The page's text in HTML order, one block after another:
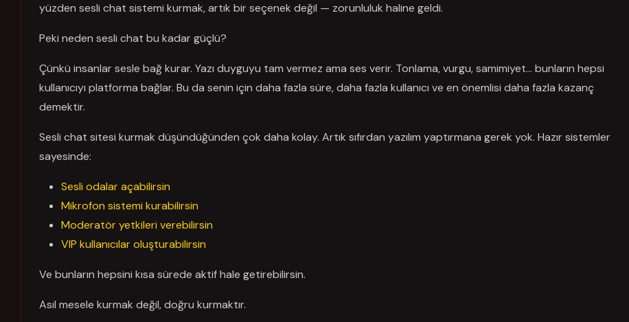
yüzden sesli chat sistemi kurmak, artık bir seçenek değil — zorunluluk haline geldi.
Peki neden sesli chat bu kadar güçlü?
Çünkü insanlar sesle bağ kurar. Yazı duyguyu tam vermez ama ses verir. Tonlama, vurgu, samimiyet… bunların hepsi
kullanıcıyı platforma bağlar. Bu da senin için daha fazla süre, daha fazla kullanıcı ve en önemlisi daha fazla kazanç
demektir.
Sesli chat sitesi kurmak düşündüğünden çok daha kolay. Artık sıfırdan yazılım yaptırmana gerek yok. Hazır sistemler
sayesinde:
Sesli odalar açabilirsin
Mikrofon sistemi kurabilirsin
Moderatör yetkileri verebilirsin
VIP kullanıcılar oluşturabilirsin
Ve bunların hepsini kısa sürede aktif hale getirebilirsin.
Asıl mesele kurmak değil, doğru kurmaktır.